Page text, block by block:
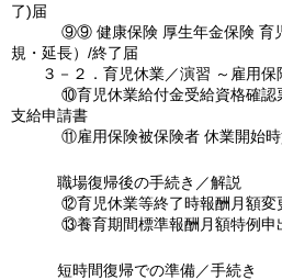
了)届
⑨⑨ 健康保険 厚生年金保険 育児
規・延長）/終了届
３－２．育児休業／演習 ～雇用保
⑩育児休業給付金受給資格確認票
支給申請書
⑪雇用保険被保険者 休業開始時
職場復帰後の手続き／解説
⑫育児休業等終了時報酬月額変
⑬養育期間標準報酬月額特例申
短時間復帰での準備／手続き